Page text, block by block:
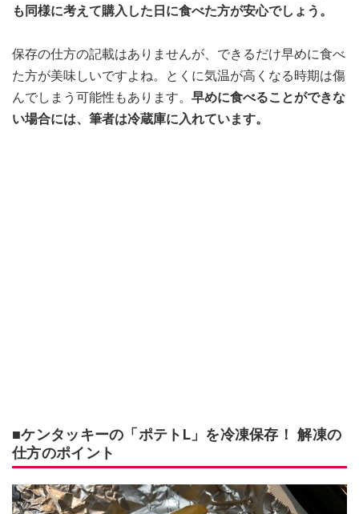
も同様に考えて購入した日に食べた方が安心でしょう。
保存の仕方の記載はありませんが、できるだけ早めに食べ
た方が美味しいですよね。とくに気温が高くなる時期は傷
んでしまう可能性もあります。 早めに食べることができな
い場合には、筆者は冷蔵庫に入れています。
■ケンタッキーの「ポテトL」を冷凍保存！ 解凍の
仕方のポイント